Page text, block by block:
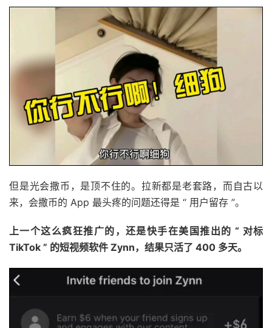
但是光会撒币，是顶不住的。拉新都是老套路，而自古以
来，会撒币的 App 最头疼的问题还得是 “ 用户留存 ”。
上一个这么疯狂推广的，还是快手在美国推出的 “ 对标
TikTok ” 的短视频软件 Zynn，结果只活了 400 多天。